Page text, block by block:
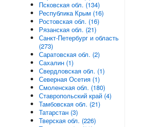
Псковская обл. (134)
Республика Крым (16)
Ростовская обл. (16)
Рязанская обл. (21)
Санкт-Петербург и область
(273)
Саратовская обл. (2)
Сахалин (1)
Свердловская обл. (1)
Северная Осетия (1)
Смоленская обл. (180)
Ставропольский край (4)
Тамбовская обл. (21)
Татарстан (3)
Тверская обл. (226)